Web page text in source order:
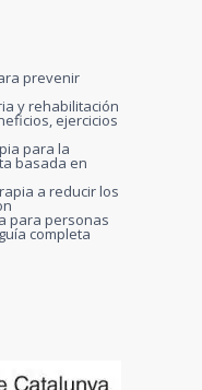
prevenir
y rehabilitación
ejercicios
para la
basada en
a reducir los
para personas
completa